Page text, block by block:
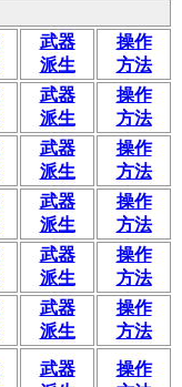
武器
派生
操作
方法
武器
派生
操作
方法
武器
派生
操作
方法
武器
派生
操作
方法
武器
派生
操作
方法
武器
派生
操作
方法
武器
操作